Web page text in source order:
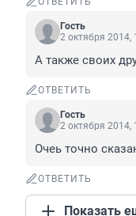
Гость
2 октября 2014,
А также своих
ОТВЕТИТЬ
Гость
2 октября 2014,
Очеь точно
ОТВЕТИТЬ
Показать